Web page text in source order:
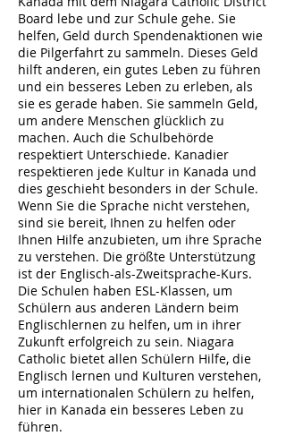
Board lebe und zur Schule gehe. Sie
helfen, Geld durch Spendenaktionen wie
die Pilgerfahrt zu sammeln. Dieses Geld
hilft anderen, ein gutes Leben zu führen
und ein besseres Leben zu erleben, als
sie es gerade haben. Sie sammeln Geld,
um andere Menschen glücklich zu
machen. Auch die Schulbehörde
respektiert Unterschiede. Kanadier
respektieren jede Kultur in Kanada und
dies geschieht besonders in der Schule.
Wenn Sie die Sprache nicht verstehen,
sind sie bereit, Ihnen zu helfen oder
Ihnen Hilfe anzubieten, um ihre Sprache
zu verstehen. Die größte Unterstützung
ist der Englisch-als-Zweitsprache-Kurs.
Die Schulen haben ESL-Klassen, um
Schülern aus anderen Ländern beim
Englischlernen zu helfen, um in ihrer
Zukunft erfolgreich zu sein. Niagara
Catholic bietet allen Schülern Hilfe, die
Englisch lernen und Kulturen verstehen,
um internationalen Schülern zu helfen,
hier in Kanada ein besseres Leben zu
führen.